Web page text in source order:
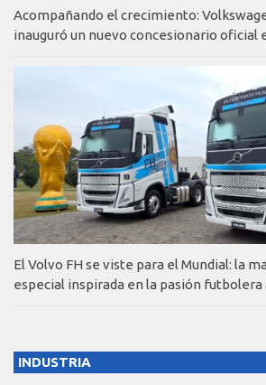
Acompañando el crecimiento:
inauguró un nuevo concesionario oficial
El Volvo FH se viste para el Mundial: la
especial inspirada en la pasión
INDUSTRIA